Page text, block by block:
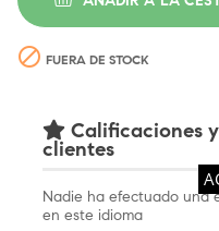
 FUERA DE STOCK
Calificaciones
clientes
Nadie ha efectuado una
en este idioma